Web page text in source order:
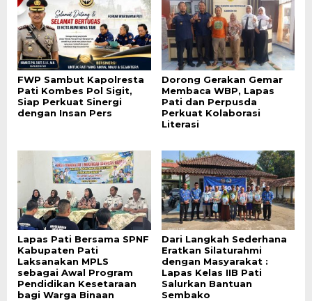
FWP Sambut Kapolresta
Pati Kombes Pol Sigit,
Siap Perkuat Sinergi
dengan Insan Pers
Dorong Gerakan Gemar
Membaca WBP, Lapas
Pati dan Perpusda
Perkuat Kolaborasi
Literasi
Lapas Pati Bersama SPNF
Kabupaten Pati
Laksanakan MPLS
sebagai Awal Program
Pendidikan Kesetaraan
bagi Warga Binaan
Dari Langkah Sederhana
Eratkan Silaturahmi
dengan Masyarakat :
Lapas Kelas IIB Pati
Salurkan Bantuan
Sembako